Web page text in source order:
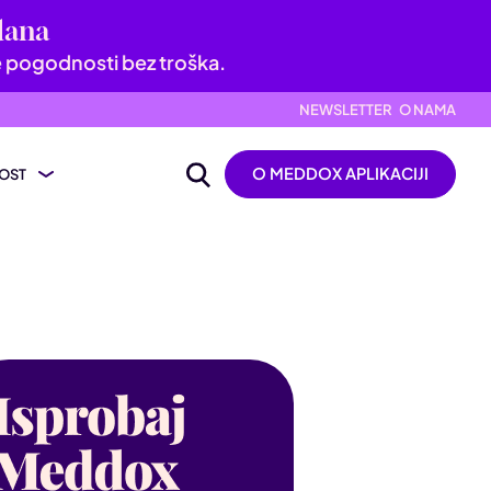
pogodnosti bez troška.
NEWSLETTER O NAMA
O MEDDOX APLIKACIJI